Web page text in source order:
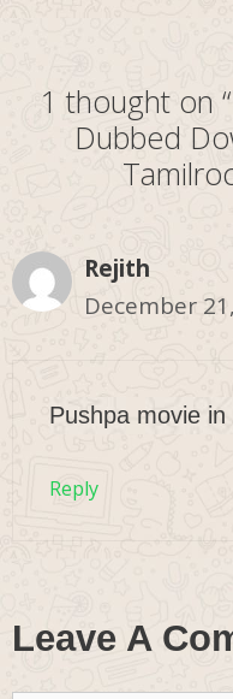
1 thought on
Dubbed
Rejith
December
Pushpa movie in
Reply
Leave A